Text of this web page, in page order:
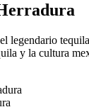
legendario
y la cultura